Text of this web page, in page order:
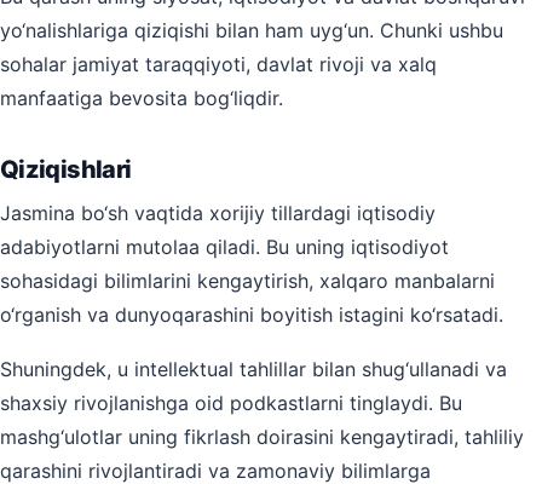
yo‘nalishlariga qiziqishi bilan ham uyg‘un. Chunki ushbu
sohalar jamiyat taraqqiyoti, davlat rivoji va xalq
manfaatiga bevosita bog‘liqdir.
Qiziqishlari
Jasmina bo‘sh vaqtida xorijiy tillardagi iqtisodiy
adabiyotlarni mutolaa qiladi. Bu uning iqtisodiyot
sohasidagi bilimlarini kengaytirish, xalqaro manbalarni
o‘rganish va dunyoqarashini boyitish istagini ko‘rsatadi.
Shuningdek, u intellektual tahlillar bilan shug‘ullanadi va
shaxsiy rivojlanishga oid podkastlarni tinglaydi. Bu
mashg‘ulotlar uning fikrlash doirasini kengaytiradi, tahliliy
qarashini rivojlantiradi va zamonaviy bilimlarga